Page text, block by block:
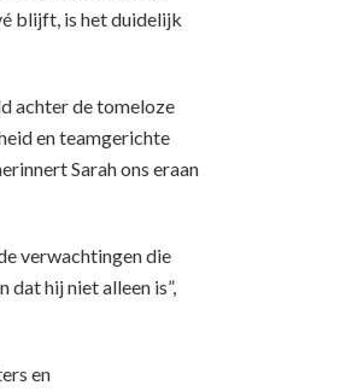
blijft, is het duidelijk
achter de tomeloze
en teamgerichte
Sarah ons eraan
verwachtingen die
hij niet alleen is”,
en